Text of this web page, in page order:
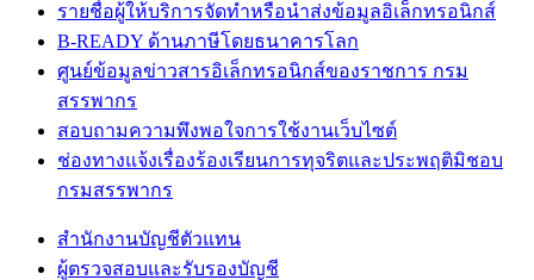
รายชื่อผู้ให้บริการจัดทำหรือนำส่งข้อมูลอิเล็กทรอนิกส์
B-READY ด้านภาษีโดยธนาคารโลก
ศูนย์ข้อมูลข่าวสารอิเล็กทรอนิกส์ของราชการ กรม
สรรพากร
สอบถามความพึงพอใจการใช้งานเว็บไซต์
ช่องทางแจ้งเรื่องร้องเรียนการทุจริตและประพฤติมิชอบ
กรมสรรพากร
สำนักงานบัญชีตัวแทน
ผู้ตรวจสอบและรับรองบัญชี